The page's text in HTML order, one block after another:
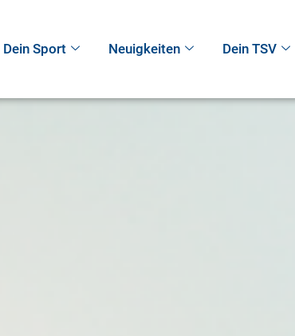
Dein Sport Neuigkeiten Dein TSV